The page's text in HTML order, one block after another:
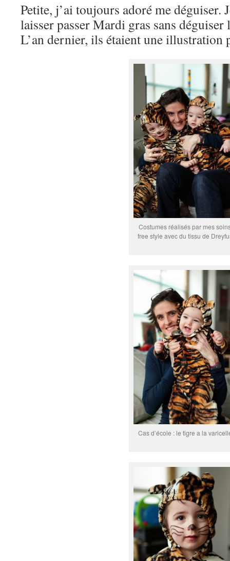
Petite, j’ai toujours adoré me déguiser.
laisser passer Mardi gras sans déguiser
L’an dernier, ils étaient une illustration
Costumes réalisés par mes
free style avec du tissu de
Cas d’école : le tigre a la